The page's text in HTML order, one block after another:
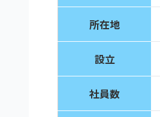
所在地
設立
社員数